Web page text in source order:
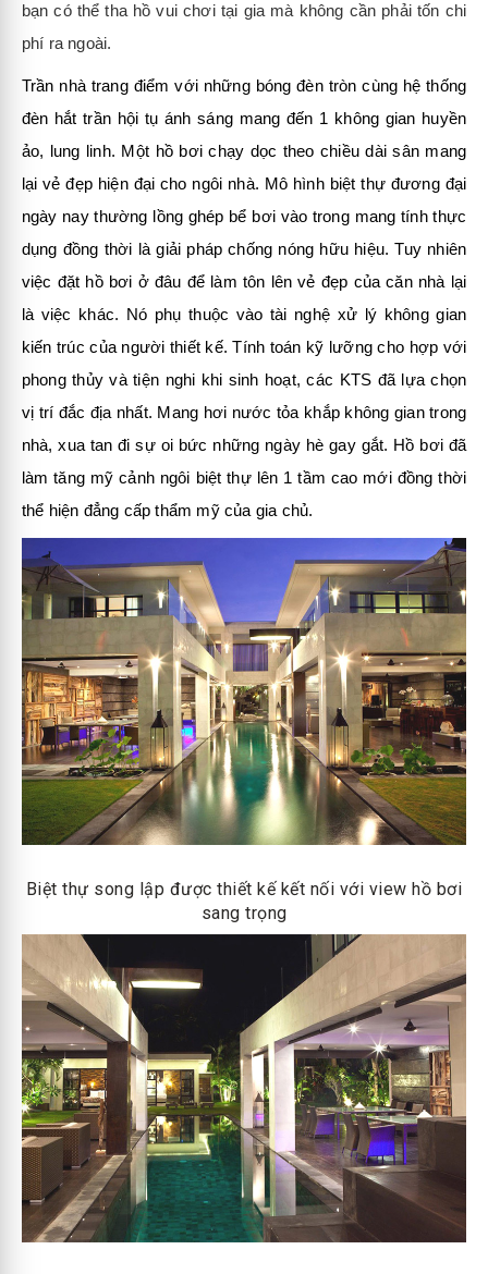
bạn có thể tha hồ vui chơi tại gia mà không cần phải tốn chi
phí ra ngoài.
Trần nhà trang điểm với những bóng đèn tròn cùng hệ thống
đèn hắt trần hội tụ ánh sáng mang đến 1 không gian huyền
ảo, lung linh. Một hồ bơi chạy dọc theo chiều dài sân mang
lại vẻ đẹp hiện đại cho ngôi nhà. Mô hình biệt thự đương đại
ngày nay thường lồng ghép bể bơi vào trong mang tính thực
dụng đồng thời là giải pháp chống nóng hữu hiệu. Tuy nhiên
việc đặt hồ bơi ở đâu để làm tôn lên vẻ đẹp của căn nhà lại
là việc khác. Nó phụ thuộc vào tài nghệ xử lý không gian
kiến trúc của người thiết kế. Tính toán kỹ lưỡng cho hợp với
phong thủy và tiện nghi khi sinh hoạt, các KTS đã lựa chọn
vị trí đắc địa nhất. Mang hơi nước tỏa khắp không gian trong
nhà, xua tan đi sự oi bức những ngày hè gay gắt. Hồ bơi đã
làm tăng mỹ cảnh ngôi biệt thự lên 1 tầm cao mới đồng thời
thể hiện đẳng cấp thẩm mỹ của gia chủ.
Biệt thự song lập được thiết kế kết nối với view hồ bơi
sang trọng